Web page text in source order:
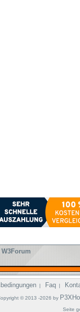
W3Forum
| Faq |
© 2013 -2026 by
Seite